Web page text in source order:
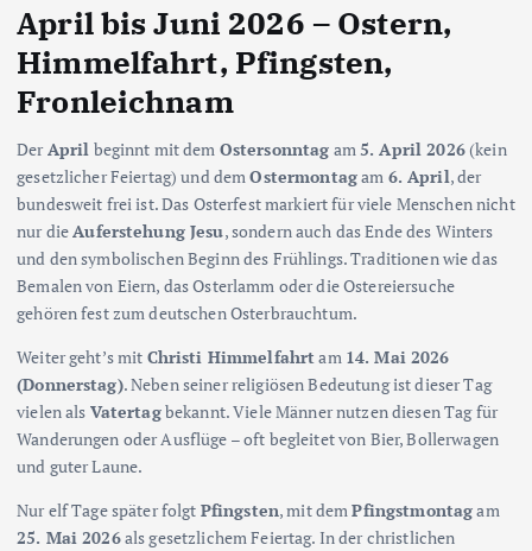
April bis Juni 2026 – Ostern,
Himmelfahrt, Pfingsten,
Fronleichnam
DerApril beginnt mit dem Ostersonntag am 5. April 2026(kein
gesetzlicher Feiertag) und demOstermontagam 6. April, der
bundesweit frei ist. Das Osterfest markiert für viele Menschen nicht
nur dieAuferstehung Jesu, sondern auch das Ende des Winters
und den symbolischen Beginn des Frühlings. Traditionen wie das
Bemalen von Eiern, das Osterlamm oder die Ostereiersuche
gehören fest zum deutschen Osterbrauchtum.
Weiter geht’s mit Christi Himmelfahrtam 14. Mai 2026
(Donnerstag). Neben seiner religiösen Bedeutung ist dieser Tag
vielen als Vatertagbekannt. Viele Männer nutzen diesen Tag für
Wanderungen oder Ausflüge – oft begleitet von Bier, Bollerwagen
und guter Laune.
Nur elf Tage später folgt Pfingsten, mit demPfingstmontagam
25. Mai 2026als gesetzlichem Feiertag. In der christlichen